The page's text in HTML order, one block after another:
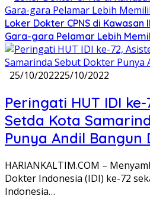
Loker Dokter CPNS di Kawasan
Gara-gara Pelamar Lebih
25/10/202225/10/2022
Peringati HUT IDI ke-
Setda Kota
Punya Andil Bangun
HARIANKALTIM.COM –
Dokter Indonesia (IDI) ke-72
Indonesia…